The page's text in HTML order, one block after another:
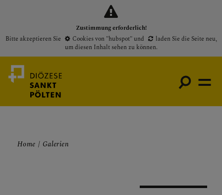
Zustimmung erforderlich!
Bitte akzeptieren Sie
Cookies von "hubspot"und laden Sie die Seite neu,
um diesen Inhalt sehen zu können.
Medienportal
Home Galerien